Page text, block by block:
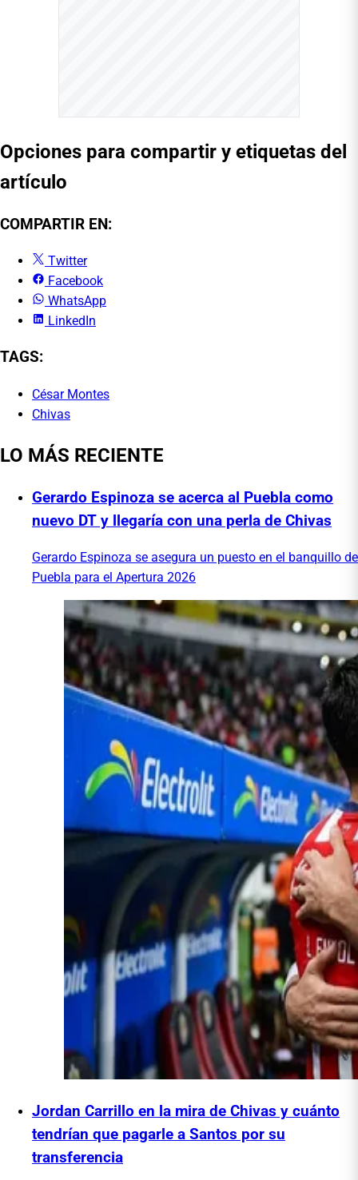
Opciones para compartir y etiquetas del
artículo
COMPARTIR EN:
Twitter
Facebook
WhatsApp
LinkedIn
TAGS:
César Montes
Chivas
LO MÁS RECIENTE
Gerardo Espinoza se acerca al Puebla como
nuevo DT y llegaría con una perla de Chivas
Gerardo Espinoza se asegura un puesto en el banquillo de
Puebla para el Apertura 2026
Jordan Carrillo en la mira de Chivas y cuánto
tendrían que pagarle a Santos por su
transferencia